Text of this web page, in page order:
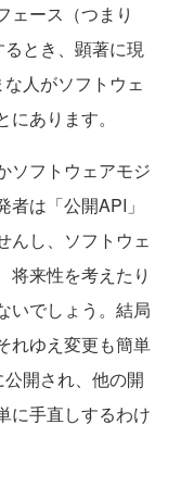
ェース（つまり
とき、顕著に現
人がソフトウェ
あります。
ソフトウェアモジ
は「公開API」
んし、ソフトウェ
将来性を考えたり
いでしょう。結局
れゆえ変更も簡単
開され、他の開
に手直しするわけ